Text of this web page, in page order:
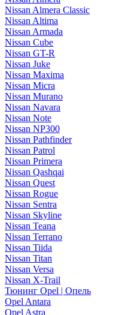
Nissan Almera Classic
Nissan Altima
Nissan Armada
Nissan Cube
Nissan GT-R
Nissan Juke
Nissan Maxima
Nissan Micra
Nissan Murano
Nissan Navara
Nissan Note
Nissan NP300
Nissan Pathfinder
Nissan Patrol
Nissan Primera
Nissan Qashqai
Nissan Quest
Nissan Rogue
Nissan Sentra
Nissan Skyline
Nissan Teana
Nissan Terrano
Nissan Tiida
Nissan Titan
Nissan Versa
Nissan X-Trail
Тюнинг Opel | Опель
Opel Antara
Opel Astra